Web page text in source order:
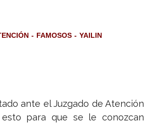
FAMOSOS YAILIN
ante el Juzgado de Atención
para que se le conozcan